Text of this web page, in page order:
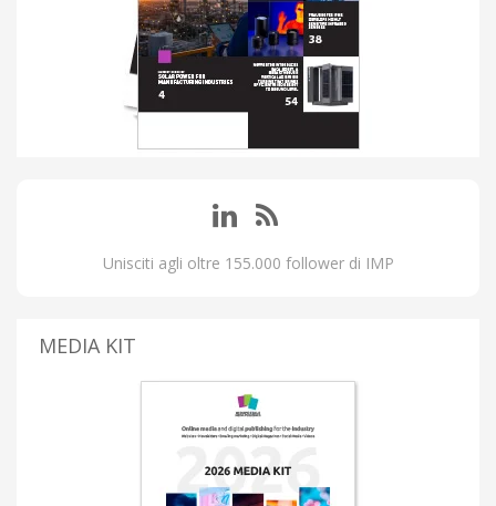
Unisciti agli oltre 155.000 follower di IMP
MEDIA KIT